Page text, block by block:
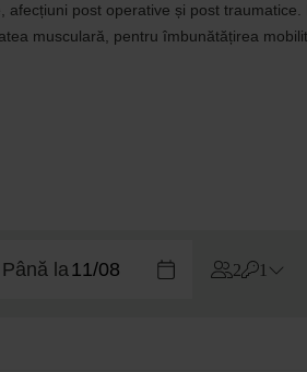
afecțiuni post operative și post
musculară, pentru îmbunătățirea
Până la 2 1